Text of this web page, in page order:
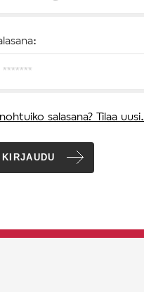
salasana? Tilaa uusi.
KIRJAUDU